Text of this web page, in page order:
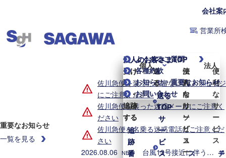
会社案
営業所
個人
個人のお客さまTOP
受け
取
る・
追跡
する
追
跡
番
送
る
送る
TOP
サ
ー
ビ
ス
便
利
な
サ
ー
ビ
ス
ス
法人
法人のお客さまTOP
受け
取
る・
追跡
する
追
跡
番
送
る
送る
TOP
サ
ー
ビ
ス
法
人
向
け
ソ
リ
ュ
ー
便
利
な
サ
ー
ビ
ス
チ
よくあるご質問
各種約款
お知らせ・重要なお知らせ
お問い合わせ
重要なお知らせ
一覧を見る
佐川急便を装った不審なLINEメッセージ
にご注意ください
佐川急便を装った迷惑メールにご注意く
ださい
佐川急便を名乗る迷惑電話にご注意くだ
さい
2026.08.06 NEW
台風13号接近に伴う集配業務への影響について（2026年8月6日8時時点）